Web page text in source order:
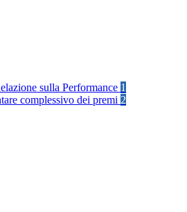
sulla Performance 1
complessivo dei premi 2